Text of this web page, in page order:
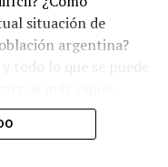
situación de
argentina?
todo lo que se puede
.